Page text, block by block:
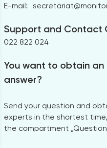
E-mail:
Support and Contact
022 822 024
You want to obtain
answer?
Send your question and
experts in the shortest
the compartment